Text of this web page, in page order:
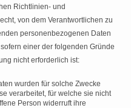
Richtlinien- und
von dem Verantwortlichen zu
personenbezogenen Daten
einer der folgenden Gründe
nicht erforderlich ist:
wurden für solche Zwecke
verarbeitet, für welche sie nicht
Person widerruft ihre